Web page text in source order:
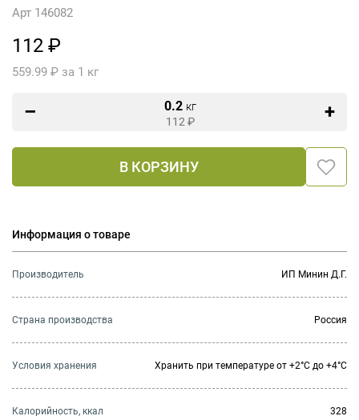
Арт 146082
112 ₽
559.99 ₽ за 1 кг
0.2 кг
112 ₽
В КОРЗИНУ
Информация о товаре
Производитель ИП Минин Д.Г.
Страна производства Россия
Условия хранения Хранить при температуре от +2°С до +4°С
Калорийность, ккал 328